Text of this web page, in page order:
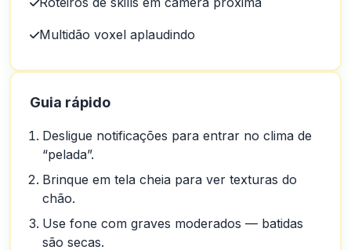
Multidão voxel aplaudindo
Guia rápido
Desligue notificações para entrar no clima de
“pelada”.
Brinque em tela cheia para ver texturas do
chão.
Use fone com graves moderados — batidas
são secas.